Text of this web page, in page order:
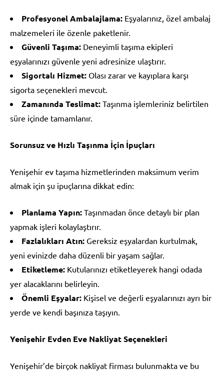
Profesyonel Ambalajlama: Eşyalarınız, özel ambalaj
malzemeleri ile özenle paketlenir.
Güvenli Taşıma: Deneyimli taşıma ekipleri
eşyalarınızı güvenle yeni adresinize ulaştırır.
Sigortalı Hizmet: Olası zarar ve kayıplara karşı
sigorta seçenekleri mevcut.
Zamanında Teslimat: Taşınma işlemleriniz belirtilen
süre içinde tamamlanır.
Sorunsuz ve Hızlı Taşınma İçin İpuçları
Yenişehir ev taşıma hizmetlerinden maksimum verim
almak için şu ipuçlarına dikkat edin:
Planlama Yapın: Taşınmadan önce detaylı bir plan
yapmak işleri kolaylaştırır.
Fazlalıkları Atın: Gereksiz eşyalardan kurtulmak,
yeni evinizde daha düzenli bir yaşam sağlar.
Etiketleme: Kutularınızı etiketleyerek hangi odada
yer alacaklarını belirleyin.
Önemli Eşyalar: Kişisel ve değerli eşyalarınızı ayrı bir
yerde ve kendi başınıza taşıyın.
Yenişehir Evden Eve Nakliyat Seçenekleri
Yenişehir’de birçok nakliyat firması bulunmakta ve bu